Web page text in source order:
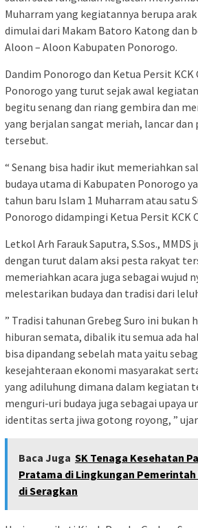
Muharram yang kegiatannya berupa
dimulai dari Makam Batoro Katong dan
Aloon – Aloon Kabupaten Ponorogo.
Dandim Ponorogo dan Ketua Persit KCK
Ponorogo yang turut sejak awal
begitu senang dan riang gembira dan
yang berjalan sangat meriah, lancar dan
tersebut.
“ Senang bisa hadir ikut memeriahkan
budaya utama di Kabupaten Ponorogo
tahun baru Islam 1 Muharram atau satu
Ponorogo didampingi Ketua Persit KCK
Letkol Arh Farauk Saputra, S.Sos.,
dengan turut dalam aksi pesta rakyat
memeriahkan acara juga sebagai wujud
melestarikan budaya dan tradisi dari
” Tradisi tahunan Grebeg Suro ini bukan
hiburan semata, dibalik itu semua ada
bisa dipandang sebelah mata yaitu
kesejahteraan ekonomi masyarakat
yang adiluhung dimana dalam kegiatan
menguri-uri budaya juga sebagai upaya
identitas serta jiwa gotong royong, ”
Baca Juga SK Tenaga Kesehatan
Pratama di Lingkungan
di Seragkan